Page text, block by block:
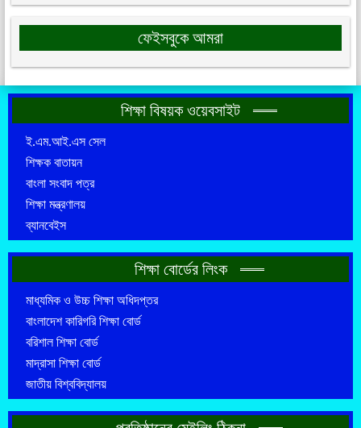
ফেইসবুকে আমরা
শিক্ষা বিষয়ক ওয়েবসাইট
ই.এম.আই.এস সেল
শিক্ষক বাতায়ন
বাংলা সংবাদ পত্র
শিক্ষা মন্ত্রণালয়
ব্যানবেইস
শিক্ষা বোর্ডের লিংক
মাধ্যমিক ও উচ্চ শিক্ষা অধিদপ্তর
বাংলাদেশ কারিগরি শিক্ষা বোর্ড
বরিশাল শিক্ষা বোর্ড
মাদ্রাসা শিক্ষা বোর্ড
জাতীয় বিশ্ববিদ্যালয়